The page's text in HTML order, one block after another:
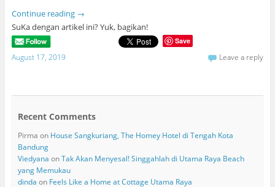
Continue reading →
SuKa dengan artikel ini? Yuk, bagikan!
Save
August 17, 2019 Leave a reply
Recent Comments
Pirma on House Sangkuriang, The Homey Hotel di Tengah Kota
Bandung
Viedyana onTak Akan Menyesal! Singgahlah di Utama Raya Beach
yang Memukau
dinda on Feels Like a Home at Cottage Utama Raya